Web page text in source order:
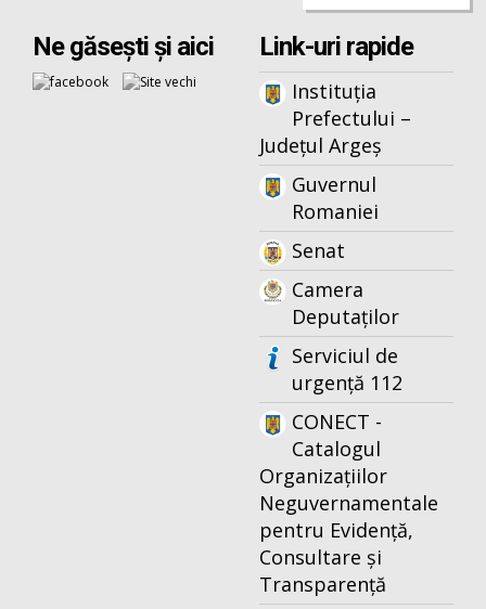
Ne găsești și aici Link-uri rapide
Instituția
Prefectului –
Județul Argeș
Guvernul
Romaniei
Senat
Camera
Deputaților
Serviciul de
urgență 112
CONECT -
Catalogul
Organizațiilor
Neguvernamentale
pentru Evidență,
Consultare și
Transparență